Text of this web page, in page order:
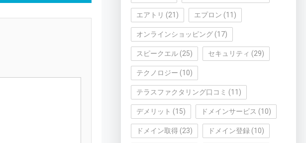
エアトリ (21) エプロン (11)
オンラインショッピング(17)
スピークエル(25) セキュリティ (29)
テクノロジー (10)
テラスファクタリング口コミ (11)
デメリット (15) ドメインサービス (10)
ドメイン取得(23) ドメイン登録 (10)